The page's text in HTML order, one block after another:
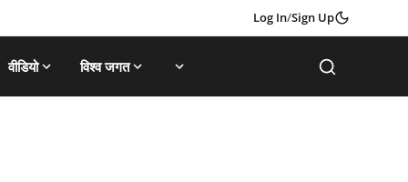
Log In/Sign Up
वीडियो विश्व जगत